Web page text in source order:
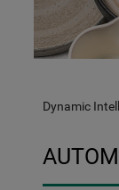
Dynamic